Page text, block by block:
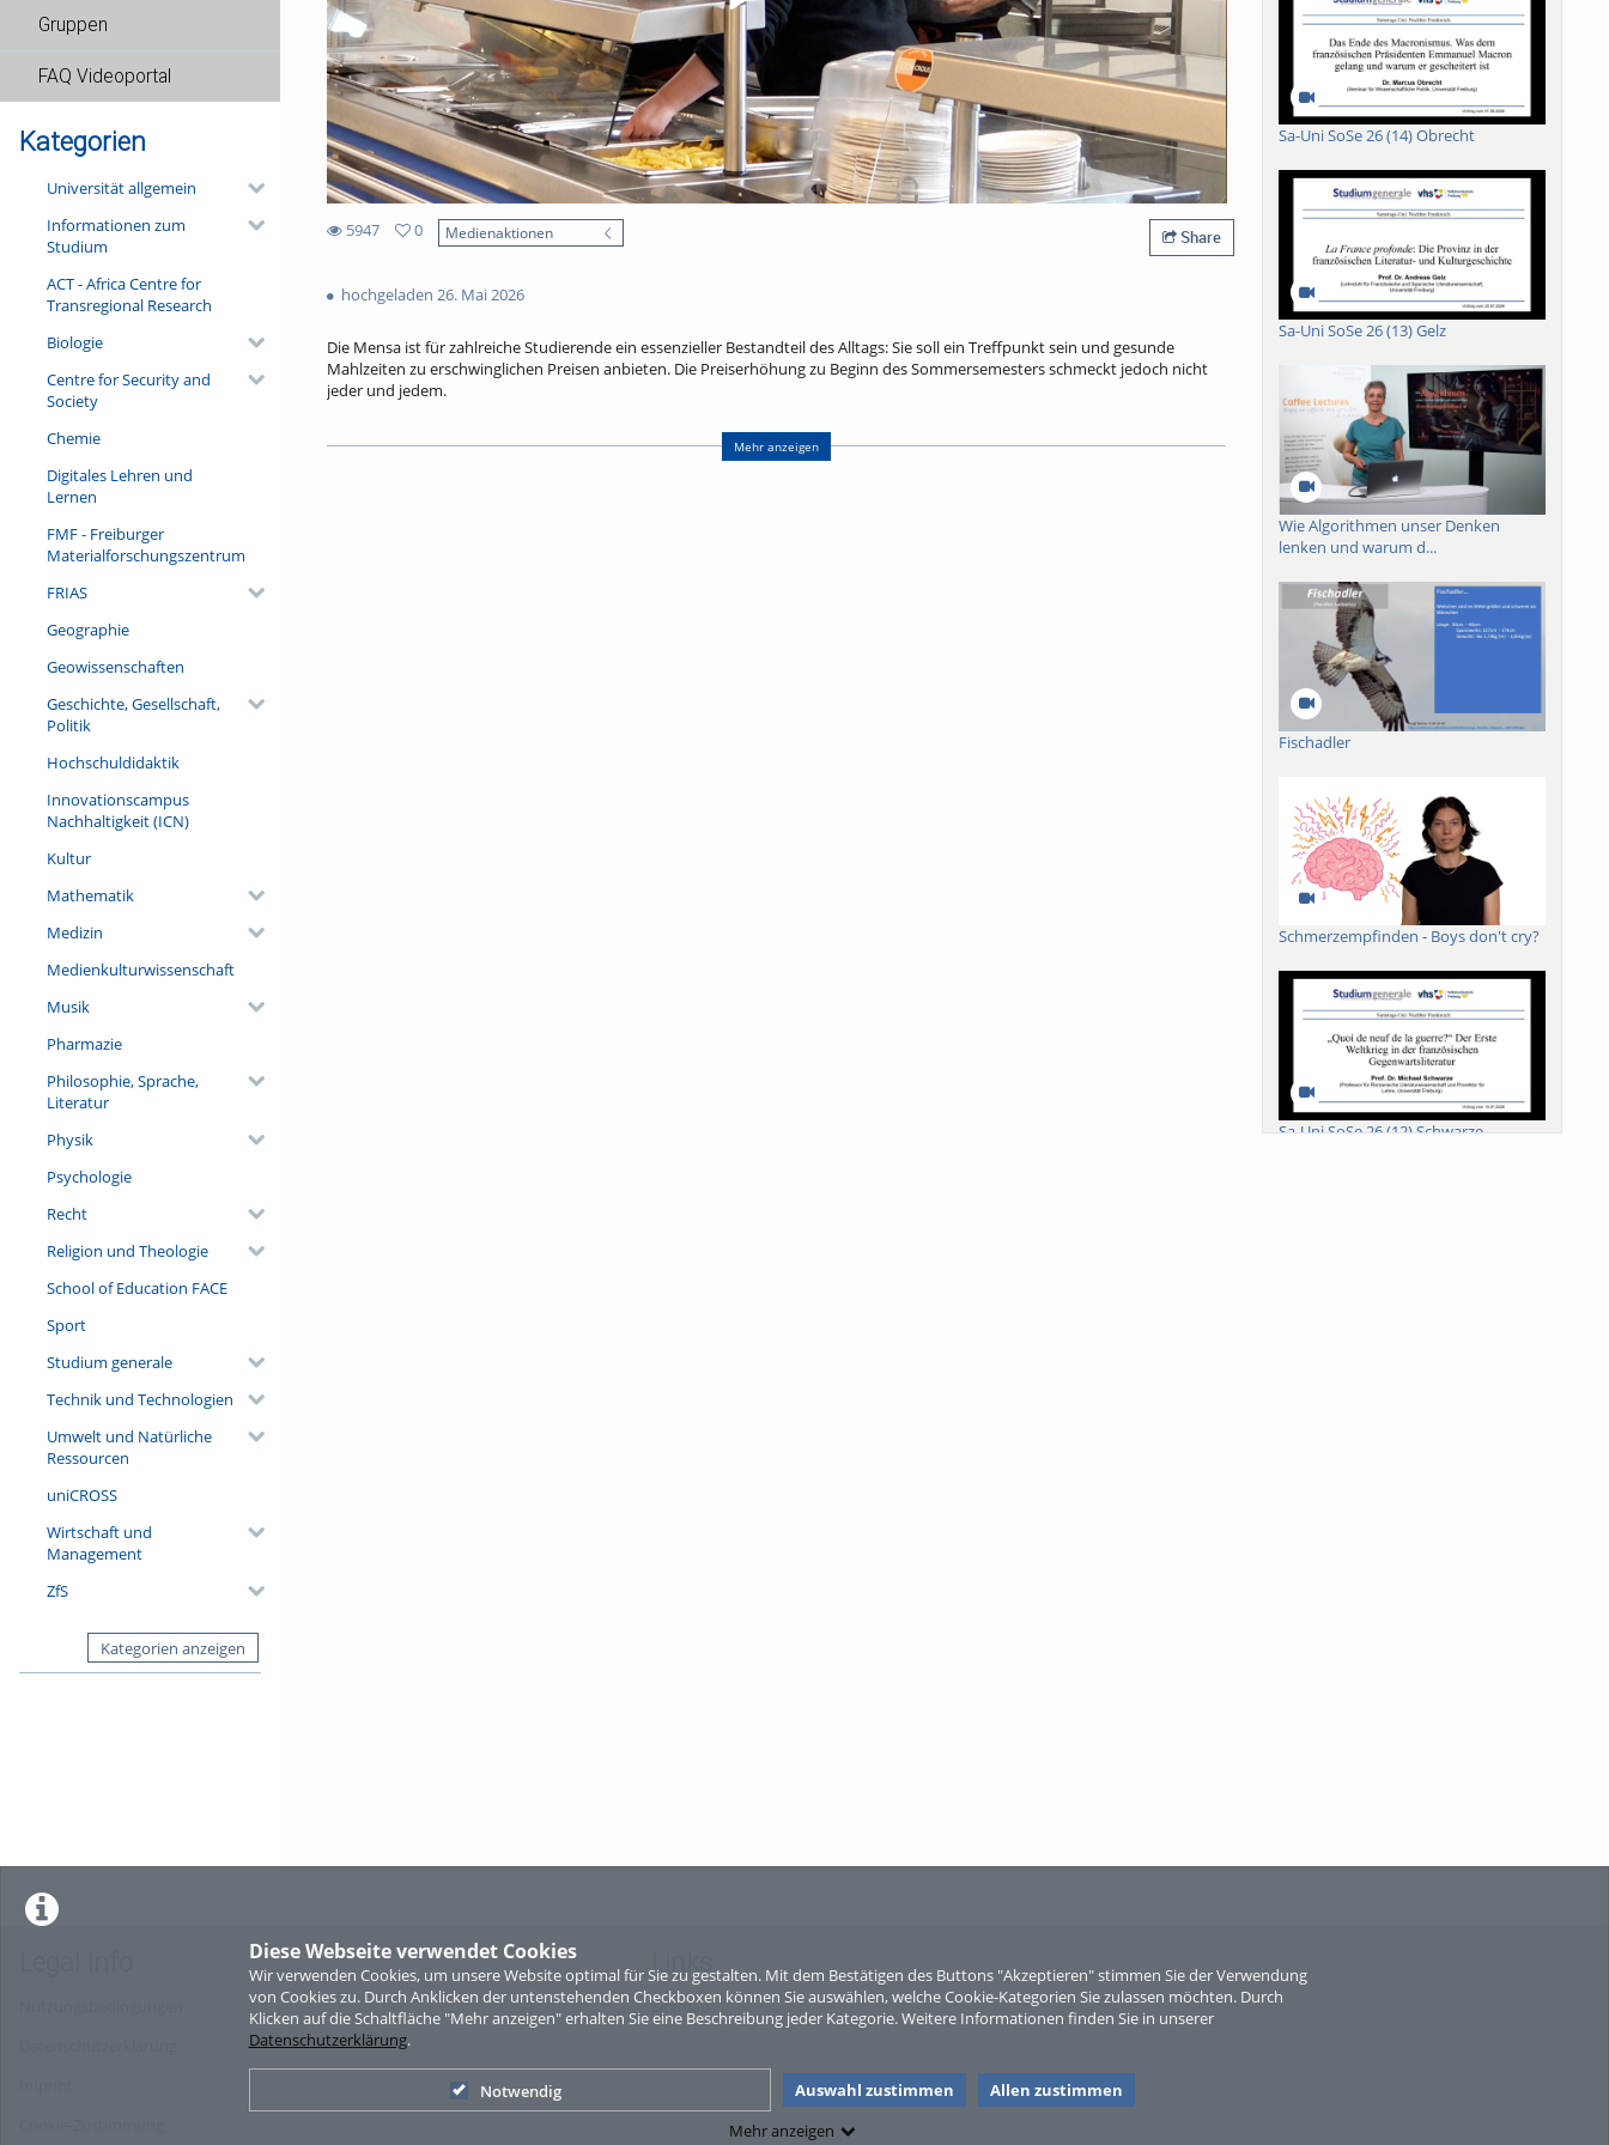
Diese Webseite verwendet Cookies
Wir verwenden Cookies, um unsere Website optimal für Sie zu gestalten. Mit dem Bestätigen des Buttons "Akzeptieren" stimmen Sie der Verwendung
von Cookies zu. Durch Anklicken der untenstehenden Checkboxen können Sie auswählen, welche Cookie-Kategorien Sie zulassen möchten. Durch
Klicken auf die Schaltfläche "Mehr anzeigen" erhalten Sie eine Beschreibung jeder Kategorie. Weitere Informationen finden Sie in unserer
Datenschutzerklärung.
Notwendig Auswahl zustimmen
Allen zustimmen
Mehr anzeigen
Gruppen
FAQ Videoportal
Kategorien
Universität allgemein
Informationen zum
Studium
ACT - Africa Centre for
Transregional Research
Biologie
Centre for Security and
Society
Chemie
Digitales Lehren und
Lernen
FMF - Freiburger
Materialforschungszentrum
FRIAS
Geographie
Geowissenschaften
Geschichte, Gesellschaft,
Politik
Hochschuldidaktik
Innovationscampus
Nachhaltigkeit (ICN)
Kultur
Mathematik
Medizin
Medienkulturwissenschaft
Musik
Pharmazie
Philosophie, Sprache,
Literatur
Physik
Psychologie
Recht
Religion und Theologie
School of Education FACE
Sport
Studium generale
Technik und Technologien
Umwelt und Natürliche
Ressourcen
uniCROSS
Wirtschaft und
Management
ZfS
Kategorien anzeigen
5947
views
0
Medienaktionen Share
hochgeladen 26. Mai 2026
Die Mensa ist für zahlreiche Studierende ein essenzieller Bestandteil des Alltags: Sie soll ein Treffpunkt sein und gesunde
Mahlzeiten zu erschwinglichen Preisen anbieten. Die Preiserhöhung zu Beginn des Sommersemesters schmeckt jedoch nicht
jeder und jedem.
tatsächliche Preis für ein Mensa-Essen bei 8,47 Euro. Etwa die Hälfte wird über Landeszuschüsse und andere Quellen finanziert.
Mehr anzeigen
Sa-Uni SoSe 26 (14) Obrecht
Sa-Uni SoSe 26 (13) Gelz
Wie Algorithmen unser Denken
lenken und warum d...
Fischadler
Schmerzempfinden - Boys don't cry?
Sa-Uni SoSe 26 (12) Schwarze
Sperber
Links
Sitemap